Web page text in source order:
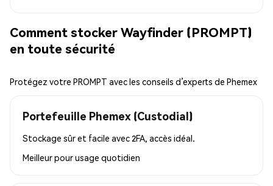
Comment stocker Wayfinder (PROMPT)
en toute sécurité
Protégez votre PROMPT avec les conseils d’experts de Phemex
Portefeuille Phemex (Custodial)
Stockage sûr et facile avec 2FA, accès idéal.
Meilleur pourusage quotidien